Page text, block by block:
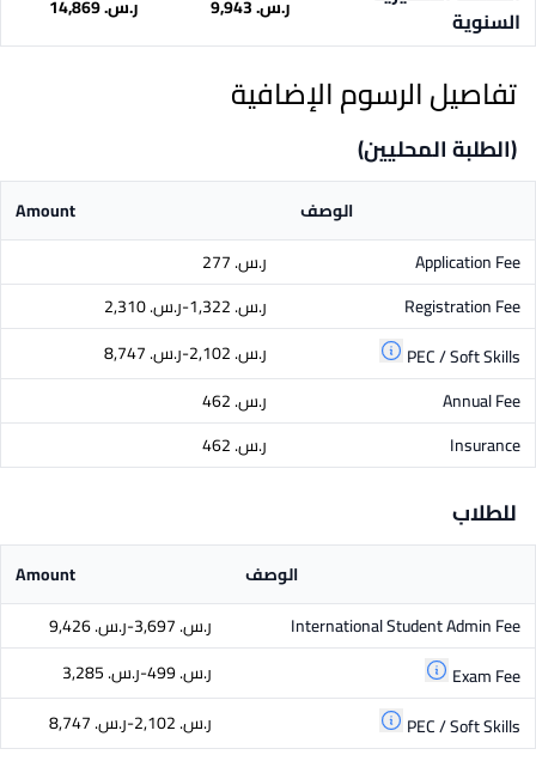
السنوية
ر.س.‏ 9,943 ر.س.‏ 14,869
تفاصيل الرسوم الإضافية
(الطلبة المحليين)
الوصف
Amount
Application Fee
ر.س.‏ 277
Registration Fee
ر.س.‏ 1,322-ر.س.‏ 2,310
PEC / Soft Skills
ر.س.‏ 2,102-ر.س.‏ 8,747
Annual Fee
ر.س.‏ 462
Insurance
ر.س.‏ 462
للطلاب
الوصف
Amount
International Student Admin Fee
ر.س.‏ 3,697-ر.س.‏ 9,426
Exam Fee
ر.س.‏ 499-ر.س.‏ 3,285
PEC / Soft Skills
ر.س.‏ 2,102-ر.س.‏ 8,747